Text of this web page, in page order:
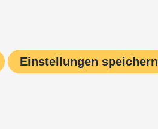
Einstellungen speichern